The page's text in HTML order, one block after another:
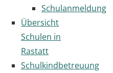
Schulanmeldung
Übersicht
Schulen in
Rastatt
Schulkindbetreuung